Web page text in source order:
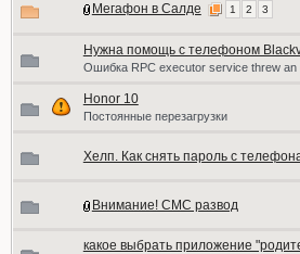
Мегафон в Салде 1 2 3
Нужна помощь с телефоном
Ошибка RPC executor service threw an
Honor 10
Постоянные перезагрузки
Хелп. Как снять пароль с
Внимание! СМС развод
какое выбрать приложение